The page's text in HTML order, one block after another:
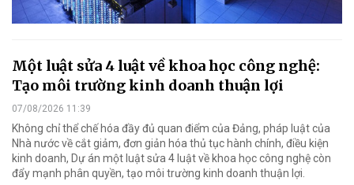
Một luật sửa 4 luật về khoa học công nghệ:
Tạo môi trường kinh doanh thuận lợi
07/08/2026 11:39
Không chỉ thể chế hóa đầy đủ quan điểm của Đảng, pháp luật của
Nhà nước về cắt giảm, đơn giản hóa thủ tục hành chính, điều kiện
kinh doanh, Dự án một luật sửa 4 luật về khoa học công nghệ còn
đẩy mạnh phân quyền, tạo môi trường kinh doanh thuận lợi.